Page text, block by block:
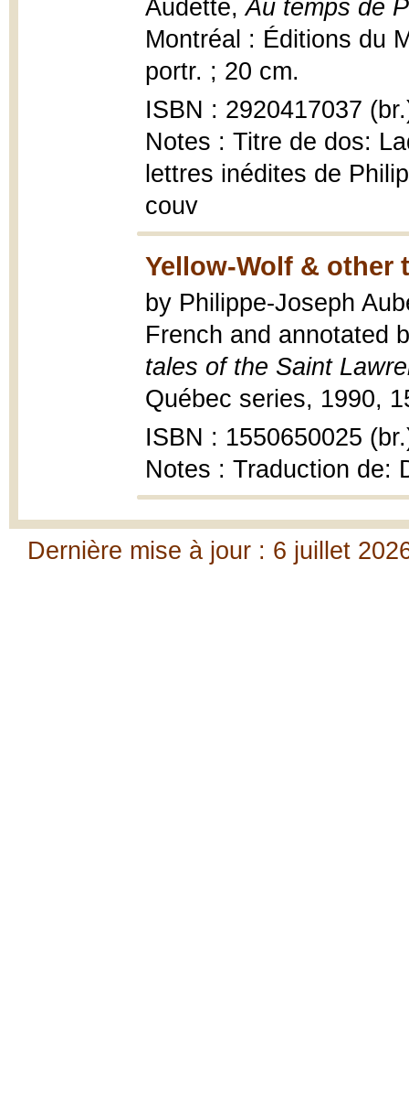
Audette,Au temps de
Montréal : Éditions du
portr. ; 20 cm.
ISBN : 2920417037
Notes : Titre de dos:
lettres inédites de
couv
Yellow-Wolf & other
by Philippe-Joseph
French and annotated
tales of the Saint
Québec series, 1990,
ISBN : 1550650025
Notes : Traduction de:
Dernière mise à jour : 6 juillet